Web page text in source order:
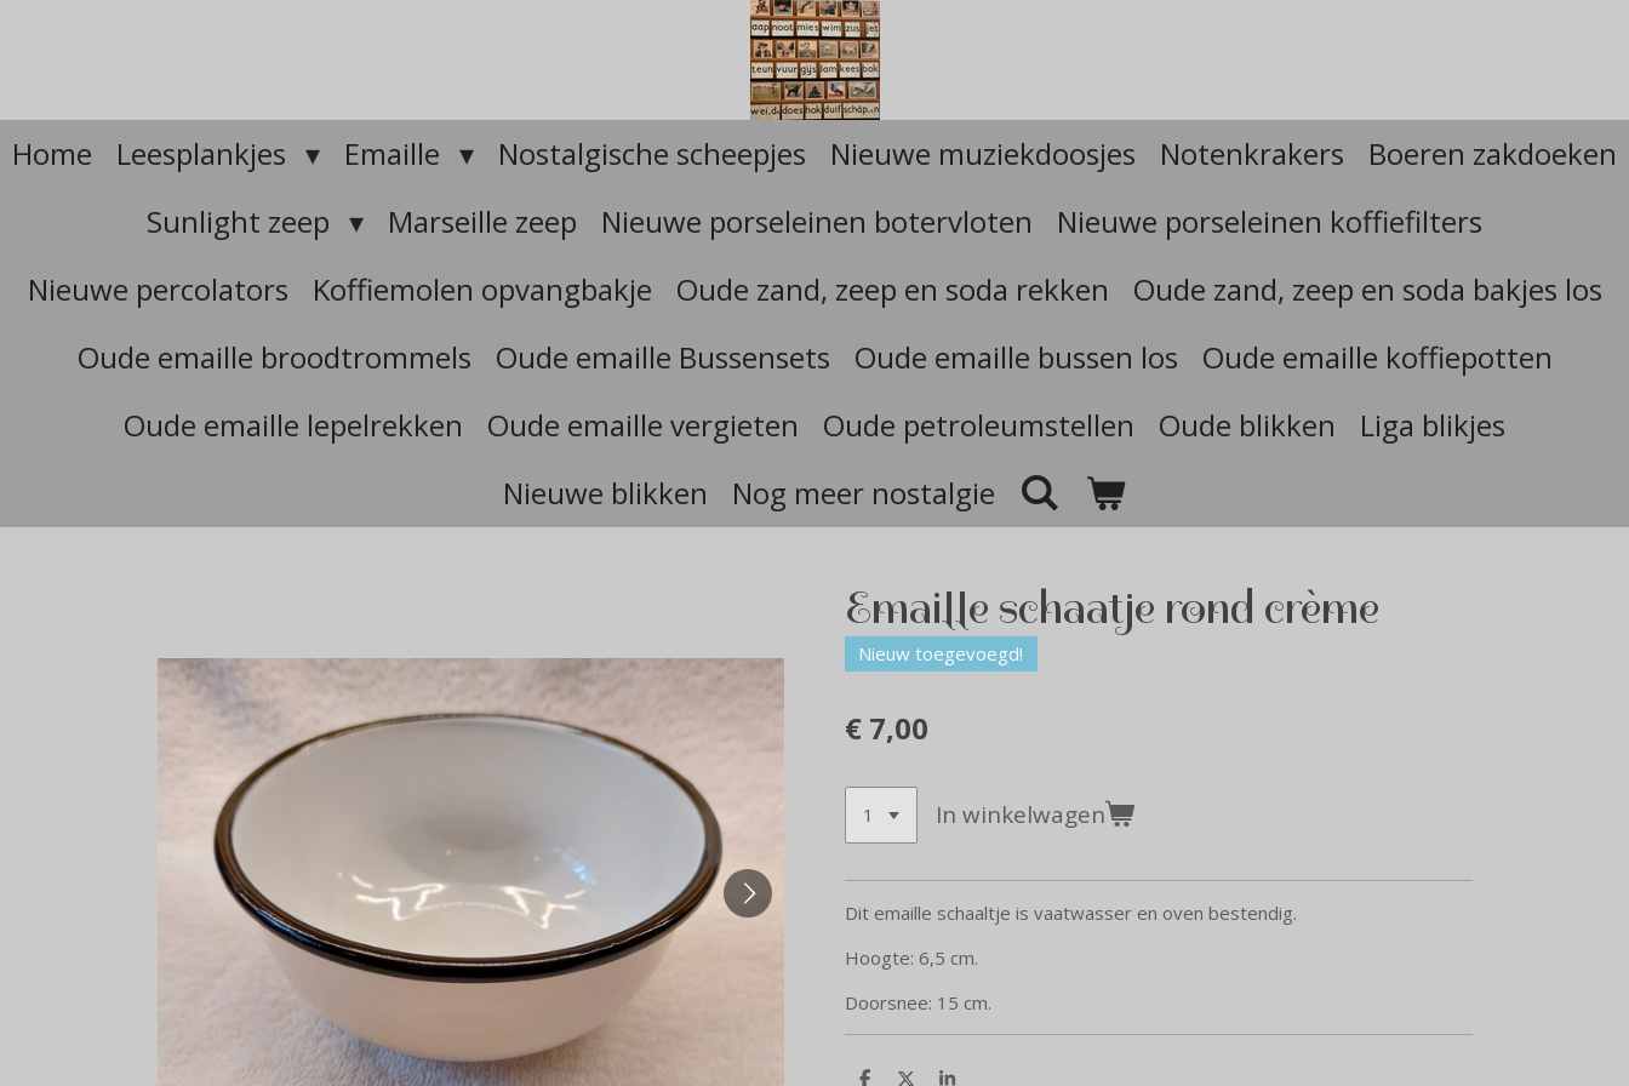
Home Leesplankjes Emaille Nostalgische scheepjes Nieuwe muziekdoosjes Notenkrakers
Boeren zakdoeken
Sunlight zeep
Marseille zeep Nieuwe porseleinen botervloten
Nieuwe porseleinen koffiefilters
Nieuwe percolators
Koffiemolen opvangbakje Oude zand, zeep en soda rekken
Oude zand, zeep en soda bakjes los
Oude emaille broodtrommels
Oude emaille Bussensets Oude emaille bussen los
Oude emaille koffiepotten
Oude emaille lepelrekken
Oude emaille vergieten Oude petroleumstellen Oude blikken
Liga blikjes
Nieuwe blikken
Nog meer nostalgie
Emaille schaatje rond crème
Nieuw toegevoegd!
€ 7,00
In winkelwagen
Dit emaille schaaltje is vaatwasser en oven bestendig.
Hoogte: 6,5 cm.
Doorsnee: 15 cm.